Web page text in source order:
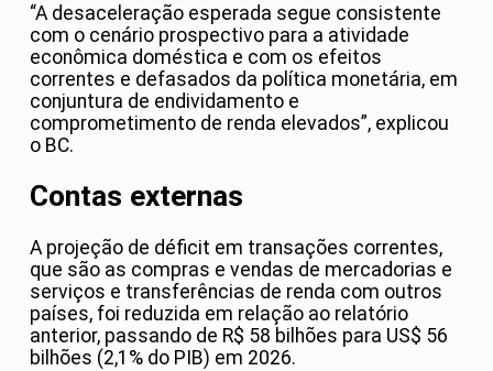
“A desaceleração esperada segue consistente
com o cenário prospectivo para a atividade
econômica doméstica e com os efeitos
correntes e defasados da política monetária, em
conjuntura de endividamento e
comprometimento de renda elevados”, explicou
o BC.
Contas externas
A projeção de déficit em transações correntes,
que são as compras e vendas de mercadorias e
serviços e transferências de renda com outros
países, foi reduzida em relação ao relatório
anterior, passando de R$ 58 bilhões para US$ 56
bilhões (2,1% do PIB) em 2026.